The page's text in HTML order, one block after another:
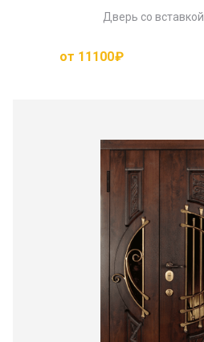
Дверь со вставкой
от 11100₽